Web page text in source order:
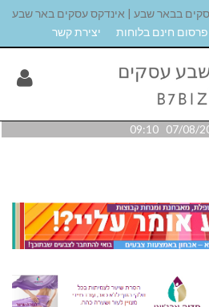
בבאר שבע | אינדקס עסקים באר שבע
פרסום חינם בלוחות יצירת קשר
07/08/2026